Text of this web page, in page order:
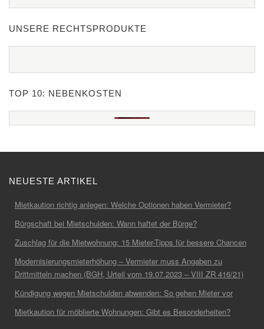
UNSERE RECHTSPRODUKTE
TOP 10: NEBENKOSTEN
NEUESTE ARTIKEL
Mietkaution richtig anlegen: Welche Optionen haben Vermieter?
Bürgschaft bei Mietschulden: Wann haftet der Bürge?
Zuschlag für die Mietwohnung: 15 Mieter-Tipps für bessere Chancen
Modernisierungsmieterhöhung – Vermieter muss Angaben zu
Drittmitteln machen (BGH, Urteil vom 19.07.2023 – VIII ZR 416/21)
Kündigung wegen Mietschulden abwenden: So gehen Mieter vor
Mietkaution für möblierte Wohnungen: Gibt es Besonderheiten?